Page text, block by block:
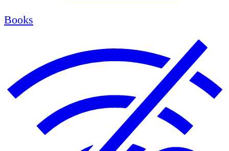
Books